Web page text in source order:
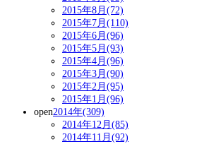
2015年8月(72)
2015年7月(110)
2015年6月(96)
2015年5月(93)
2015年4月(96)
2015年3月(90)
2015年2月(95)
2015年1月(96)
open2014年(309)
2014年12月(85)
2014年11月(92)